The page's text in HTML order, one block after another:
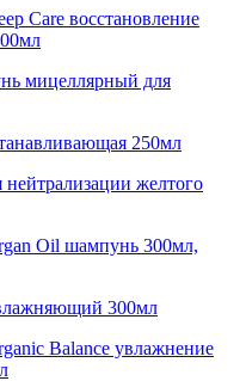
Care восстановление
мицеллярный для
250мл
желтого
Oil шампунь 300мл,
300мл
Balance увлажнение